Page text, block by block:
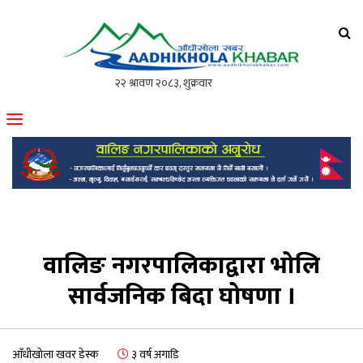
मोफसलकै लोकप्रिय अनलाइन पत्रिका
वालिङ नगरपालिकाद्वारा भोलि
सार्वजनिक बिदा घोषणा ।
आँधीखोला खवर डेस्क ३ वर्ष अगाडि